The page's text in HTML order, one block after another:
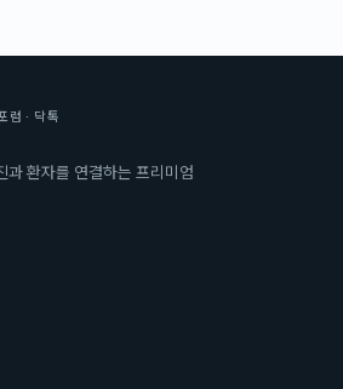
럼 · 닥톡
과 환자를 연결하는 프리미엄